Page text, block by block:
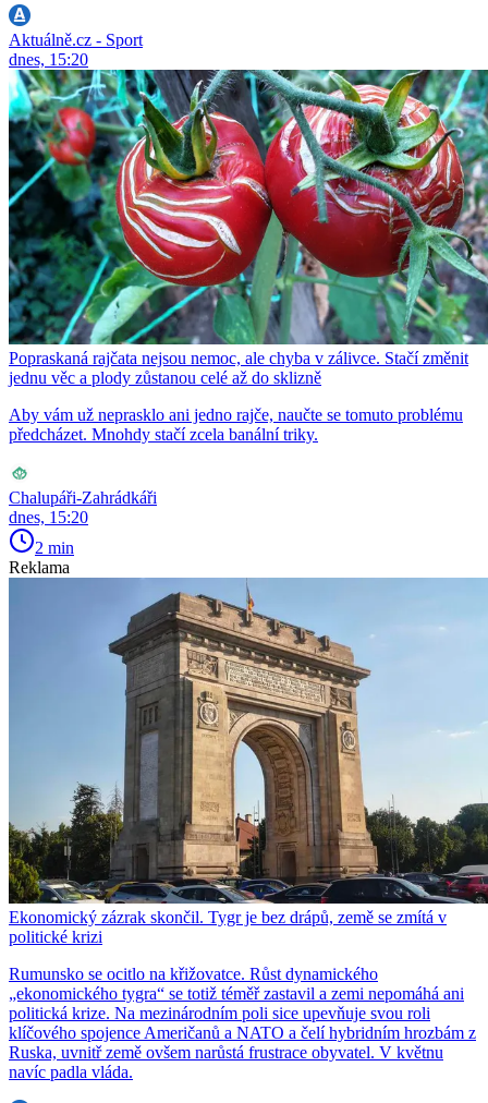
Aktuálně.cz - Sport
dnes, 15:20
Popraskaná rajčata nejsou nemoc, ale chyba v zálivce. Stačí změnit
jednu věc a plody zůstanou celé až do sklizně
Aby vám už neprasklo ani jedno rajče, naučte se tomuto problému
předcházet. Mnohdy stačí zcela banální triky.
Chalupáři-Zahrádkáři
dnes, 15:20
2 min
Reklama
Ekonomický zázrak skončil. Tygr je bez drápů, země se zmítá v
politické krizi
Rumunsko se ocitlo na křižovatce. Růst dynamického
„ekonomického tygra“ se totiž téměř zastavil a zemi nepomáhá ani
politická krize. Na mezinárodním poli sice upevňuje svou roli
klíčového spojence Američanů a NATO a čelí hybridním hrozbám z
Ruska, uvnitř země ovšem narůstá frustrace obyvatel. V květnu
navíc padla vláda.